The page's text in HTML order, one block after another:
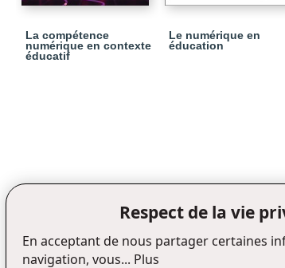
La compétence
numérique en contexte
éducatif
Le numérique en
éducation
Respect de la vie
En acceptant de nous partager certaines
navigation, vous... Plus